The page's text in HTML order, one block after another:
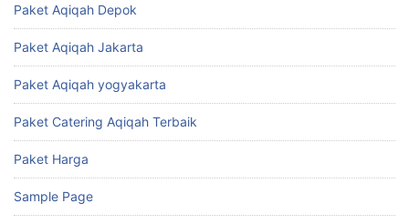
Paket Aqiqah Depok
Paket Aqiqah Jakarta
Paket Aqiqah yogyakarta
Paket Catering Aqiqah Terbaik
Paket Harga
Sample Page